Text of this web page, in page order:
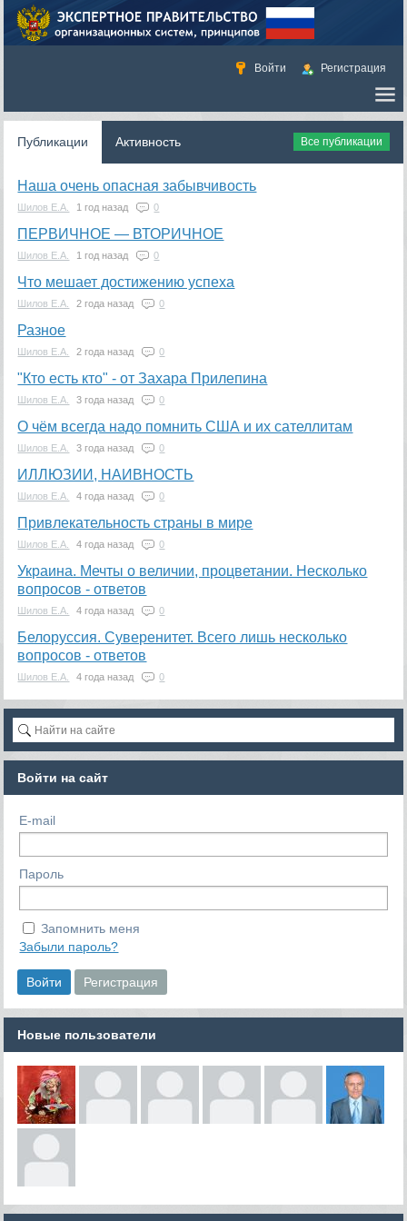
Войти Регистрация
Публикации Активность Все публикации
Наша очень опасная забывчивость
Шилов Е.А. 1 год назад 0
ПЕРВИЧНОЕ — ВТОРИЧНОЕ
Шилов Е.А. 1 год назад 0
Что мешает достижению успеха
Шилов Е.А. 2 года назад 0
Разное
Шилов Е.А. 2 года назад 0
"Кто есть кто" - от Захара Прилепина
Шилов Е.А. 3 года назад 0
О чём всегда надо помнить США и их сателлитам
Шилов Е.А. 3 года назад 0
ИЛЛЮЗИИ, НАИВНОСТЬ
Шилов Е.А. 4 года назад 0
Привлекательность страны в мире
Шилов Е.А. 4 года назад 0
Украина. Мечты о величии, процветании. Несколько
вопросов - ответов
Шилов Е.А. 4 года назад 0
Белоруссия. Суверенитет. Всего лишь несколько
вопросов - ответов
Шилов Е.А. 4 года назад 0
Войти на сайт
E-mail
Пароль
Запомнить меня
Забыли пароль?
Новые пользователи